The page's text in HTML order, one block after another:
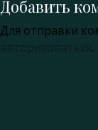
Добавить
Для отправки
.